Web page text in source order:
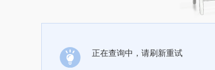
正在查询中，请刷新重试